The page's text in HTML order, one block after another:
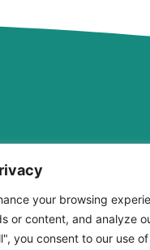
your browsing
or content, and analyze
you consent to our use
la